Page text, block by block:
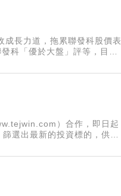
長力道，拖累聯發科股價表
科「優於大盤」評等，目標
）合作，即日起
選出最新的投資標的，供讀